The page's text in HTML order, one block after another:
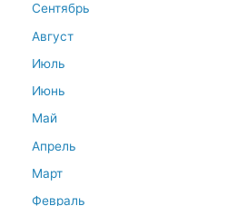
Сентябрь
Август
Июль
Июнь
Май
Апрель
Март
Февраль